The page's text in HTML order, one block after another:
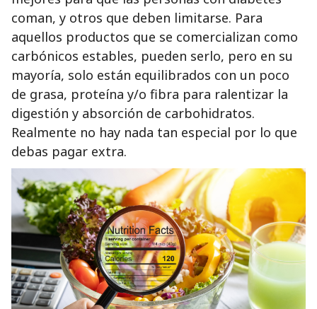
coman, y otros que deben limitarse. Para
aquellos productos que se comercializan como
carbónicos estables, pueden serlo, pero en su
mayoría, solo están equilibrados con un poco
de grasa, proteína y/o fibra para ralentizar la
digestión y absorción de carbohidratos.
Realmente no hay nada tan especial por lo que
debas pagar extra.